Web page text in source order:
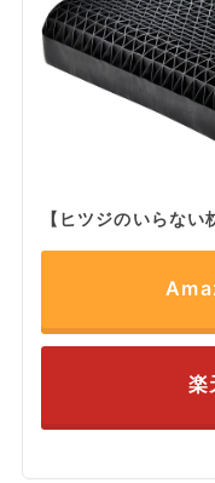
【ヒツジのいらな
楽